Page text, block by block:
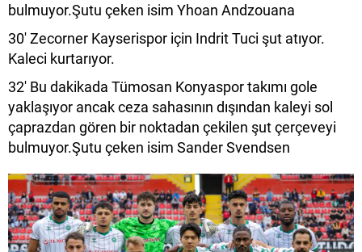
bulmuyor.Şutu çeken isim Yhoan Andzouana
30' Zecorner Kayserispor için Indrit Tuci şut atıyor.
Kaleci kurtarıyor.
32' Bu dakikada Tümosan Konyaspor takımı gole
yaklaşıyor ancak ceza sahasının dışından kaleyi sol
çaprazdan gören bir noktadan çekilen şut çerçeveyi
bulmuyor.Şutu çeken isim Sander Svendsen